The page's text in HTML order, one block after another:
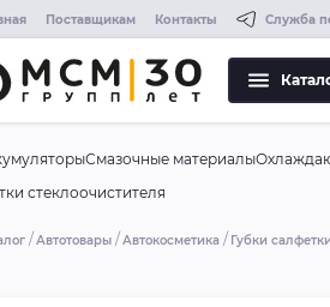
Поставщикам Контакты Служба
Смазочные материалы
стеклоочистителя
Автотовары Автокосметика Губки салфетки